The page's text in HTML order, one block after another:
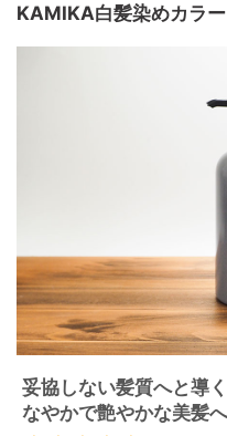
素、ジメチコン、水添ナ
リン、イライト、モンモ
タミン酸リシンNa、(加
オール)クロスポリマー
アヒスパニカ種子油、ア
γ-ドコサラクトン、グリ
ム-10、デキストラン、
グリセリル、ベヘントリ
ジメチルアミン、炭酸水
ヘニルアルコール、ミリ
ル、イソプロパノール、
塩基性茶16、HC黄4、
ノール、HC黄2、塩基性
KAMIKA白髪染めカラ
妥協しない髪質へと導
なやかで艶やかな美髪へ